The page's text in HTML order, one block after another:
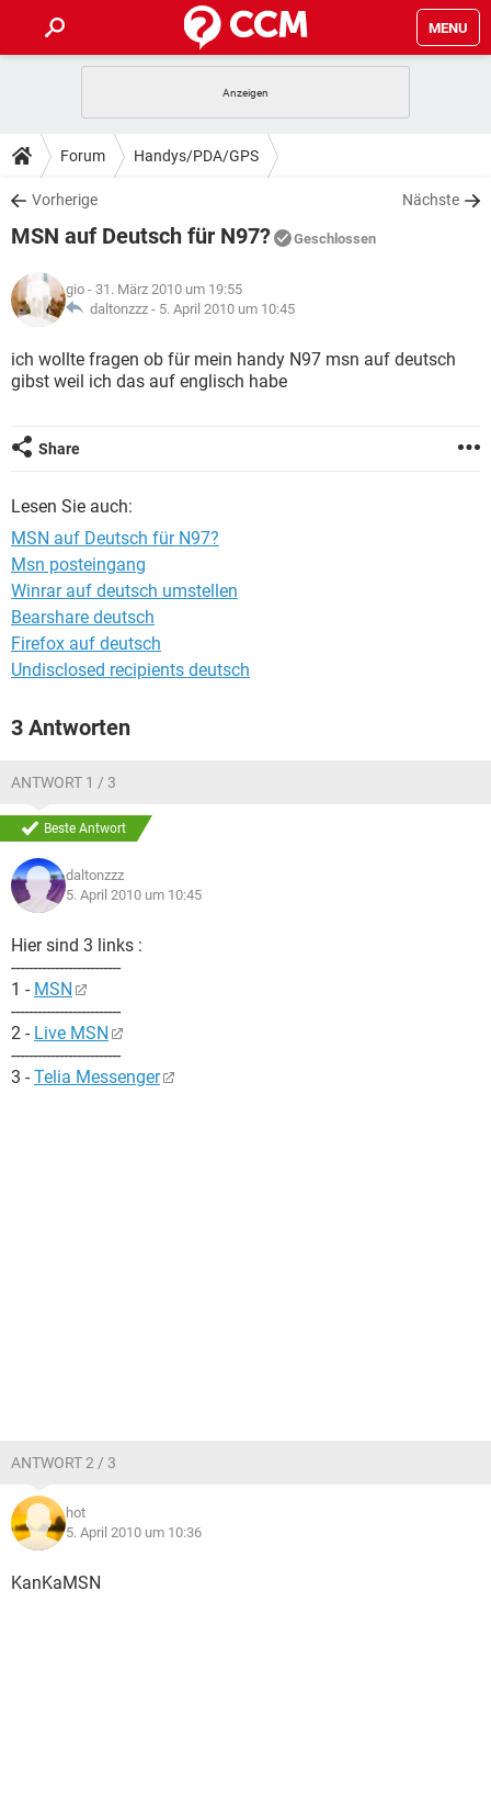
MENU
ANDROID IOS
WINDOWS 10
WHATSAPP TIKTOK
FACEBOOK
TIPPS & TRICKS
SPIELE STREAMING
WHATSAPP
DOWNLOADS
SPIELE STREAMING
ANDROID
WINDOWS 10 INSTAGRAM
WHATSAPP TIKTOK
FACEBOOK HARDWARE
SPIELE
WINDOWS 10 INSTAGRAM
FACEBOOK
LEXIKON
SPIELE STREAMING
ANDROID IOS
WHATSAPP
FACEBOOK
Forum Handys/PDA/GPS
Vorherige Nächste
MSN auf Deutsch für N97? Geschlossen
gio - 31. März 2010 um 19:55
daltonzzz - 5. April 2010 um 10:45
ich wollte fragen ob für mein handy N97 msn auf deutsch
gibst weil ich das auf englisch habe
Share
Lesen Sie auch:
MSN auf Deutsch für N97?
Msn posteingang
Winrar auf deutsch umstellen
Bearshare deutsch
Firefox auf deutsch
Undisclosed recipients deutsch
3 Antworten
ANTWORT 1 / 3
Beste Antwort
daltonzzz
5. April 2010 um 10:45
Hier sind 3 links :
-------------------------
1 - MSN
-------------------------
2 - Live MSN
-------------------------
3 - Telia Messenger
ANTWORT 2 / 3
hot
5. April 2010 um 10:36
KanKaMSN